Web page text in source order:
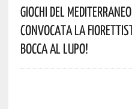
Giochi Del
Convocata La
Bocca Al Lupo!